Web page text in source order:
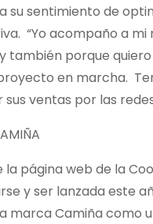
su sentimiento de
“Yo acompaño a
también porque
en marcha.
ventas por las
la página web de la
y ser lanzada este
marca Camiña como